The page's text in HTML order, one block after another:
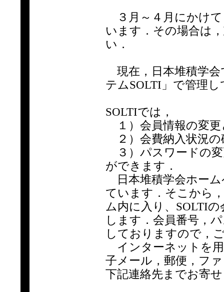
３月～４月にかけて
います．その場合は
い．
現在，日本堆積学会
テムSOLTI」で管理
SOLTIでは，
１）会員情報の変更
２）会費納入状況の
３）パスワードの
ができます．
日本堆積学会ホーム
ています．そこから
ム内に入り、SOLTI
します．会員番号，
しておりますので，
インターネットを
子メール，郵便，フ
下記連絡先までお寄